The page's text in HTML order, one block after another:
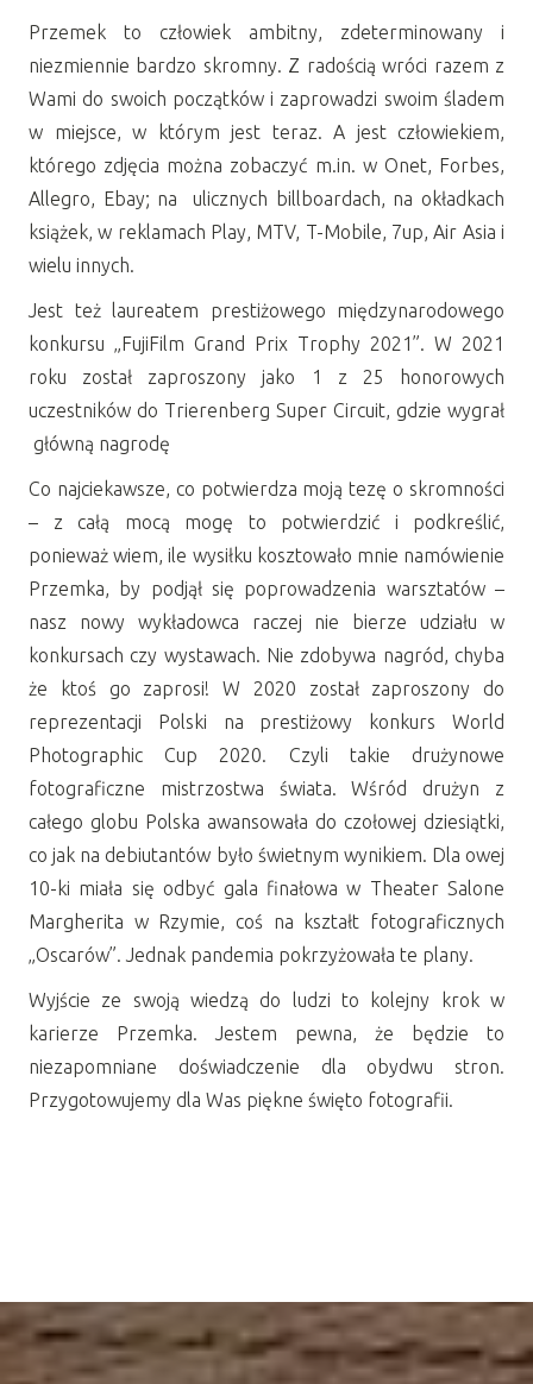
Przemek to człowiek ambitny, zdeterminowany i
niezmiennie bardzo skromny. Z radością wróci razem z
Wami do swoich początków i zaprowadzi swoim śladem
w miejsce, w którym jest teraz. A jest człowiekiem,
którego zdjęcia można zobaczyć m.in. w Onet, Forbes,
Allegro, Ebay; na ulicznych billboardach, na okładkach
książek, w reklamach Play, MTV, T-Mobile, 7up, Air Asia i
wielu innych.
Jest też laureatem prestiżowego międzynarodowego
konkursu „FujiFilm Grand Prix Trophy 2021”. W 2021
roku został zaproszony jako 1 z 25 honorowych
uczestników do Trierenberg Super Circuit, gdzie wygrał
główną nagrodę
Co najciekawsze, co potwierdza moją tezę o skromności
– z całą mocą mogę to potwierdzić i podkreślić,
ponieważ wiem, ile wysiłku kosztowało mnie namówienie
Przemka, by podjął się poprowadzenia warsztatów –
nasz nowy wykładowca raczej nie bierze udziału w
konkursach czy wystawach. Nie zdobywa nagród, chyba
że ktoś go zaprosi! W 2020 został zaproszony do
reprezentacji Polski na prestiżowy konkurs World
Photographic Cup 2020. Czyli takie drużynowe
fotograficzne mistrzostwa świata. Wśród drużyn z
całego globu Polska awansowała do czołowej dziesiątki,
co jak na debiutantów było świetnym wynikiem. Dla owej
10-ki miała się odbyć gala finałowa w Theater Salone
Margherita w Rzymie, coś na kształt fotograficznych
„Oscarów”. Jednak pandemia pokrzyżowała te plany.
Wyjście ze swoją wiedzą do ludzi to kolejny krok w
karierze Przemka. Jestem pewna, że będzie to
niezapomniane doświadczenie dla obydwu stron.
Przygotowujemy dla Was piękne święto fotografii.